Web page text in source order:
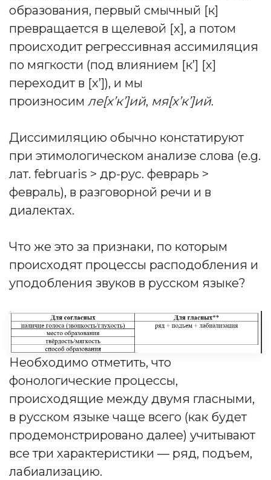
образования, первый смычный [к]
превращается в щелевой [х], а потом
происходит регрессивная ассимиляция
по мягкости (под влиянием [к’] [х]
переходит в [х’]), и мы
произносим ле[х’к’]ий, мя[х’к’]ий.
Диссимиляцию обычно констатируют
при этимологическом анализе слова (e.g.
лат. februaris > др-рус. феврарь >
февраль), в разговорной речи и в
диалектах.
Что же это за признаки, по которым
происходят процессы расподобления и
уподобления звуков в русском языке?
Необходимо отметить, что
фонологические процессы,
происходящие между двумя гласными,
в русском языке чаще всего (как будет
продемонстрировано далее) учитывают
все три характеристики — ряд, подъем,
лабиализацию.